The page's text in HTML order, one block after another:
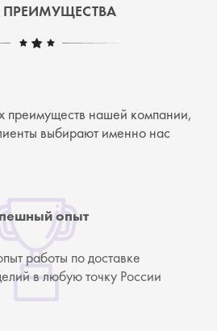
преимуществ нашей компании,
выбирают именно нас
опыт
работы по доставке
в любую точку России